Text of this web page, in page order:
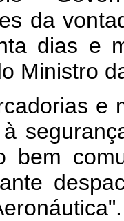
da
dias e
Ministro
e
bem